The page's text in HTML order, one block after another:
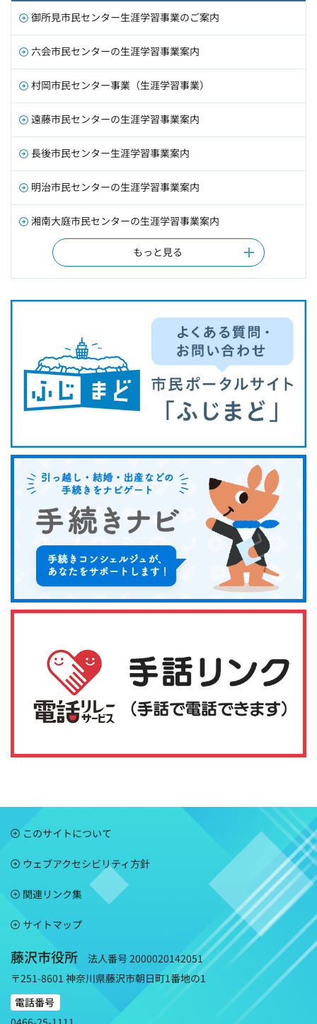
御所見市民センター生涯学習事業のご案内
六会市民センターの生涯学習事業案内
村岡市民センター事業（生涯学習事業）
遠藤市民センターの生涯学習事業案内
長後市民センター生涯学習事業案内
明治市民センターの生涯学習事業案内
湘南大庭市民センターの生涯学習事業案内
もっと見る
このサイトについて
ウェブアクセシビリティ方針
関連リンク集
サイトマップ
藤沢市役所
法人番号 2000020142051
〒251-8601 神奈川県藤沢市朝日町1番地の1
電話番号